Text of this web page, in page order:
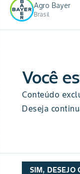
Agro Bayer
Brasil
Você
Conteúdo
Deseja
SIM, DESEJO